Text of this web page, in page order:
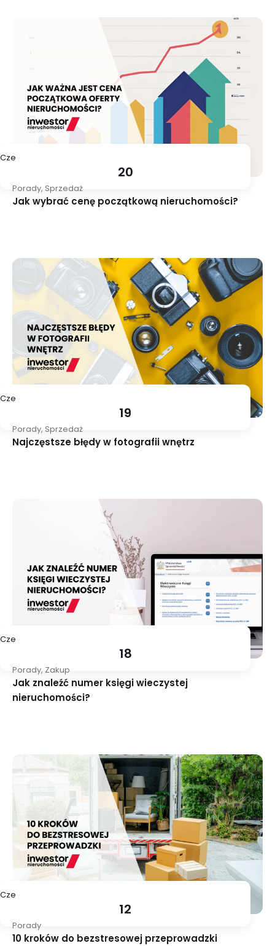
Cze
20
Porady, Sprzedaż
Jak wybrać cenę początkową nieruchomości?
Cze
19
Porady, Sprzedaż
Najczęstsze błędy w fotografii wnętrz
Cze
18
Porady, Zakup
Jak znaleźć numer księgi wieczystej
nieruchomości?
Cze
12
Porady
10 kroków do bezstresowej przeprowadzki